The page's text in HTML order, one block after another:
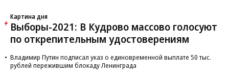
Картина дня
Выборы-2021: В Кудрово массово голосуют
по открепительным удостоверениям
Владимир Путин подписал указ о единовременной выплате 50 тыс.
рублей пережившим блокаду Ленинграда